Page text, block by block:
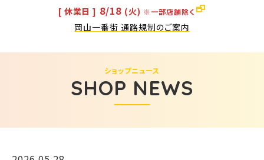
[ 休業日 ] 8/18 (火) ※一部店舗除く
岡山一番街 通路規制のご案内
SHOP NEWS
ショップニュース